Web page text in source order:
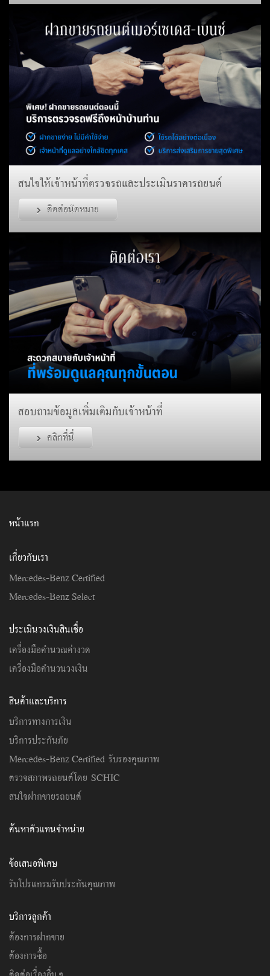
สนใจให้เจ้าหน้าที่ตรวจรถและประเมินราคารถยนต์
ติดต่อนัดหมาย
สอบถามข้อมูลเพิ่มเติมกับเจ้าหน้าที่
คลิกที่นี่
หน้าแรก
เกี่ยวกับเรา
Mercedes-Benz Certified
Mercedes-Benz Select
ประเมินวงเงินสินเชื่อ
เครื่องมือคำนวณค่างวด
เครื่องมือคำนวนวงเงิน
สินค้าและบริการ
บริการทางการเงิน
บริการประกันภัย
Mercedes-Benz Certified รับรองคุณภาพ
ตรวจสภาพรถยนต์โดย SCHIC
สนใจฝากขายรถยนต์
ค้นหาตัวแทนจำหน่าย
ข้อเสนอพิเศษ
รับโปรแกรมรับประกันคุณภาพ
บริการลูกค้า
ต้องการฝากขาย
ต้องการซื้อ